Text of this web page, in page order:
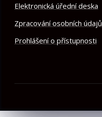
Elektronická úřední deska
Zpracování osobních údajů
Prohlášení o přístupnosti